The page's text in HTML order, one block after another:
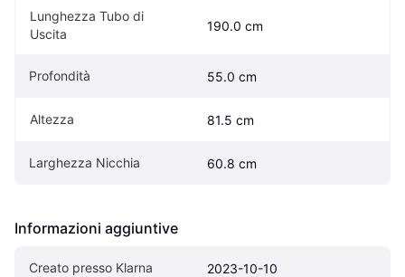
Lunghezza Tubo di
Uscita
190.0 cm
Profondità 55.0 cm
Altezza 81.5 cm
Larghezza Nicchia 60.8 cm
Informazioni aggiuntive
Creato presso Klarna 2023-10-10